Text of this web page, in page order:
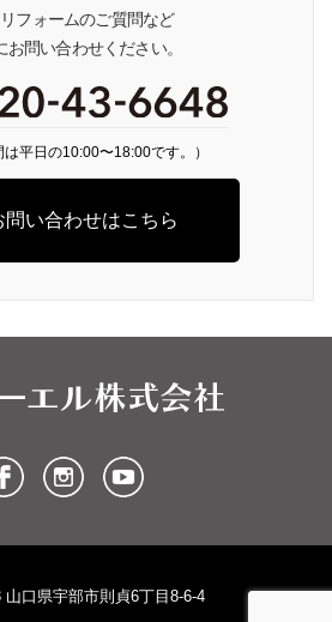
フォームのご質問など
お問い合わせください。
は平日の10:00〜18:00です。）
問い合わせはこちら
山口県宇部市則貞6丁目8-6-4